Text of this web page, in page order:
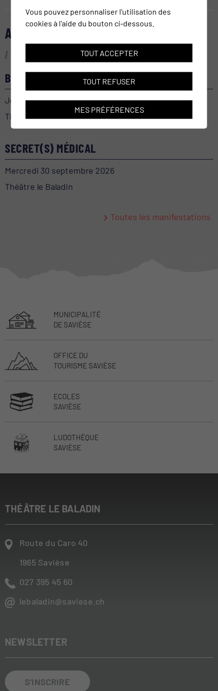
AGENDA
BEL-AMI
Jeudi 24 septembre 2026
Théâtre le Baladin
SECRET(S) MÉDICAL
Mercredi 30 septembre 2026
Théâtre le Baladin
Toutes les manifestations
MUNICIPALITÉ
DE SAVIÈSE
OFFICE DU
TOURISME SAVIÈSE
ECOLES
SAVIÈSE
LUDOTHÈQUE
SAVIÈSE
THÉÂTRE LE BALADIN
Route du Caro 40
1965 Savièse
027 395 45 60
lebaladin@saviese.ch
NEWSLETTER
S'INSCRIRE
Vous pouvez personnaliser l'utilisation des
cookies à l'aide du bouton ci-dessous.
TOUT ACCEPTER
TOUT REFUSER
MES PRÉFÉRENCES